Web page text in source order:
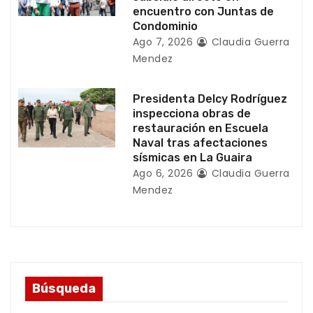
d
encuentro con Juntas de
Condominio
Ago 7, 2026
Claudia Guerra
Mendez
Presidenta Delcy Rodríguez
inspecciona obras de
restauración en Escuela
Naval tras afectaciones
sísmicas en La Guaira
Ago 6, 2026
Claudia Guerra
Mendez
Búsqueda